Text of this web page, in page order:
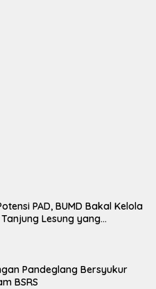
PAD, BUMD Bakal Kelola
Tanjung Lesung yang
Pandeglang Bersyukur
BSRS